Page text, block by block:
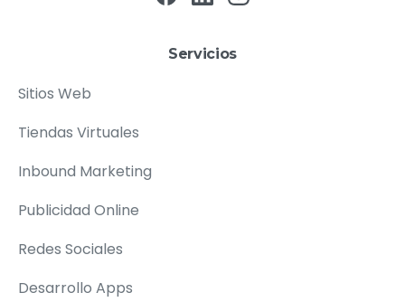
Servicios
Sitios Web
Tiendas Virtuales
Inbound Marketing
Publicidad Online
Redes Sociales
Desarrollo Apps